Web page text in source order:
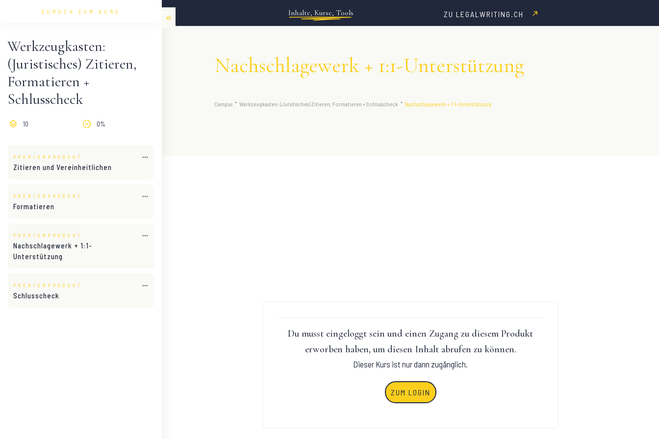
Inhalte, Kurse, Tools ZU LEGALWRITING.CH
Nachschlagewerk + 1:1-Unterstützung
Campus Werkzeugkasten: (Juristisches) Zitieren, Formatieren + Schlusscheck Nachschlagewerk + 1:1-Unterstützung
Du musst eingeloggt sein und einen Zugang zu diesem Produkt
erworben haben, um diesen Inhalt abrufen zu können.
Dieser Kurs ist nur dann zugänglich.
ZUM LOGIN
ZURÜCK ZUM KURS
Werkzeugkasten:
(Juristisches) Zitieren,
Formatieren +
Schlusscheck
10 0%
PREMIUMPRODUKT
Zitieren und Vereinheitlichen
PREMIUMPRODUKT
Formatieren
PREMIUMPRODUKT
Nachschlagewerk + 1:1-
Unterstützung
PREMIUMPRODUKT
Schlusscheck